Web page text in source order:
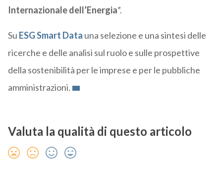
Internazionale dell’Energia”.
Su ESG Smart Data una selezione e una sintesi delle
ricerche e delle analisi sul ruolo e sulle prospettive
della sostenibilità per le imprese e per le pubbliche
amministrazioni.
Valuta la qualità di questo articolo